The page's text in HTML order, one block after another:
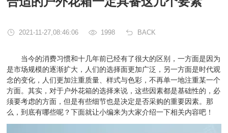
2021-11-27,08:46:06 1998 BACK
当今的消费习惯和十几年前已经有了很大的区别，一方面是因为
是市场规模的逐渐扩大，人们的选择面更加广泛，另一方面是时代观
念的变化，人们更加注重质量、样式与色彩，不再单一地注重某一个
方面。其实，对于户外花箱的选择来说，这些因素都是基础性的，必
须要考虑的方面，但是有些细节也是决定是否采购的重要因素。那
么，到底有哪些呢？下面就让小编来为大家介绍一下相关内容吧！